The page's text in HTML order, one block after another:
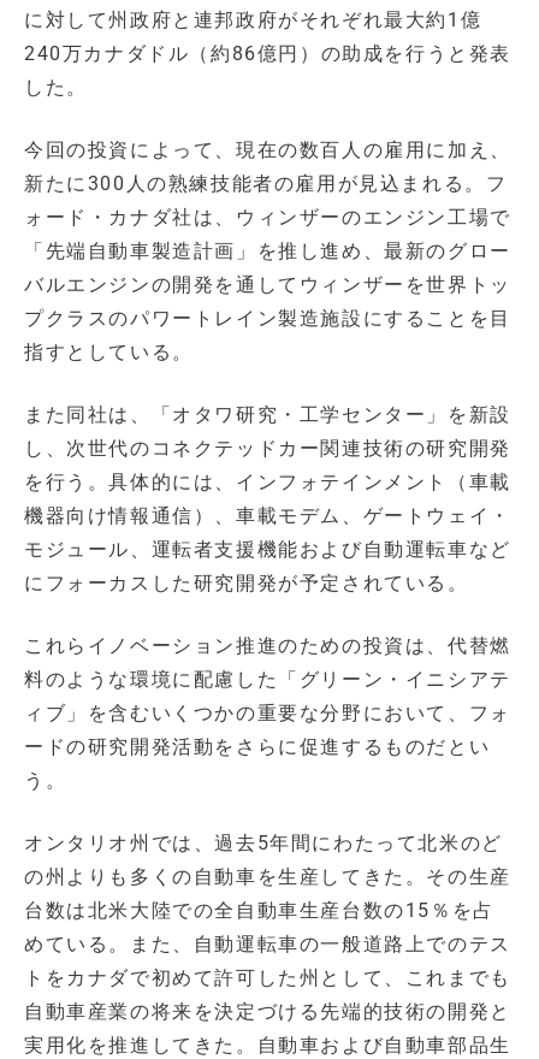
に対して州政府と連邦政府がそれぞれ最大約1億
240万カナダドル（約86億円）の助成を行うと発表
した。
今回の投資によって、現在の数百人の雇用に加え、
新たに300人の熟練技能者の雇用が見込まれる。フ
ォード・カナダ社は、ウィンザーのエンジン工場で
「先端自動車製造計画」を推し進め、最新のグロー
バルエンジンの開発を通してウィンザーを世界トッ
プクラスのパワートレイン製造施設にすることを目
指すとしている。
また同社は、「オタワ研究・工学センター」を新設
し、次世代のコネクテッドカー関連技術の研究開発
を行う。具体的には、インフォテインメント（車載
機器向け情報通信）、車載モデム、ゲートウェイ・
モジュール、運転者支援機能および自動運転車など
にフォーカスした研究開発が予定されている。
これらイノベーション推進のための投資は、代替燃
料のような環境に配慮した「グリーン・イニシアテ
ィブ」を含むいくつかの重要な分野において、フォ
ードの研究開発活動をさらに促進するものだとい
う。
オンタリオ州では、過去5年間にわたって北米のど
の州よりも多くの自動車を生産してきた。その生産
台数は北米大陸での全自動車生産台数の15％を占
めている。また、自動運転車の一般道路上でのテス
トをカナダで初めて許可した州として、これまでも
自動車産業の将来を決定づける先端的技術の開発と
実用化を推進してきた。自動車および自動車部品生